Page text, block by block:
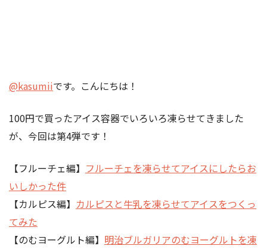
@kasumiiです。こんにちは！
100円で買ったアイス容器でいろいろ凍らせてきました
が、今回は第4弾です！
【フルーチェ編】 フルーチェを凍らせてアイスにしたらお
いしかった件
【カルピス編】 カルピスと牛乳を凍らせてアイスをつくっ
てみた
【のむヨーグルト編】 明治ブルガリアのむヨーグルトを凍